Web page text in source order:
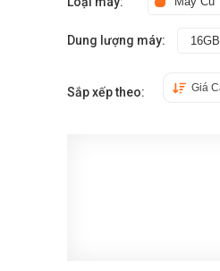
Dung lượng máy: 16GB
Sắp xếp theo: Giá